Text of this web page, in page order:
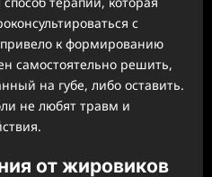
с
к формированию
самостоятельно решить,
на губе, либо оставить.
не любят травм и
от жировиков